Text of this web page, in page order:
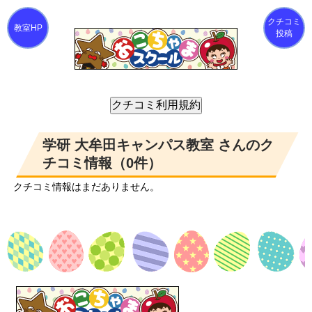
クチコミ
投稿
学研 大牟田キャンパス教室 さんのク
チコミ情報（0件）
クチコミ情報はまだありません。